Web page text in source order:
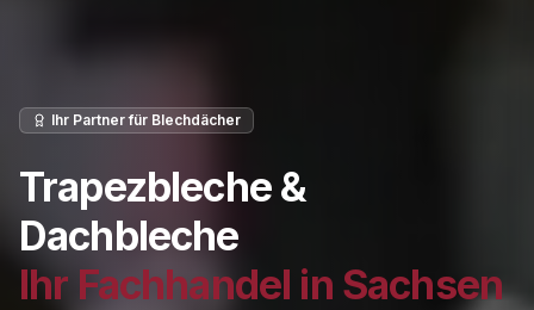
Ihr Partner für Blechdächer
Trapezbleche &
Dachbleche
Ihr Fachhandel in Sachsen